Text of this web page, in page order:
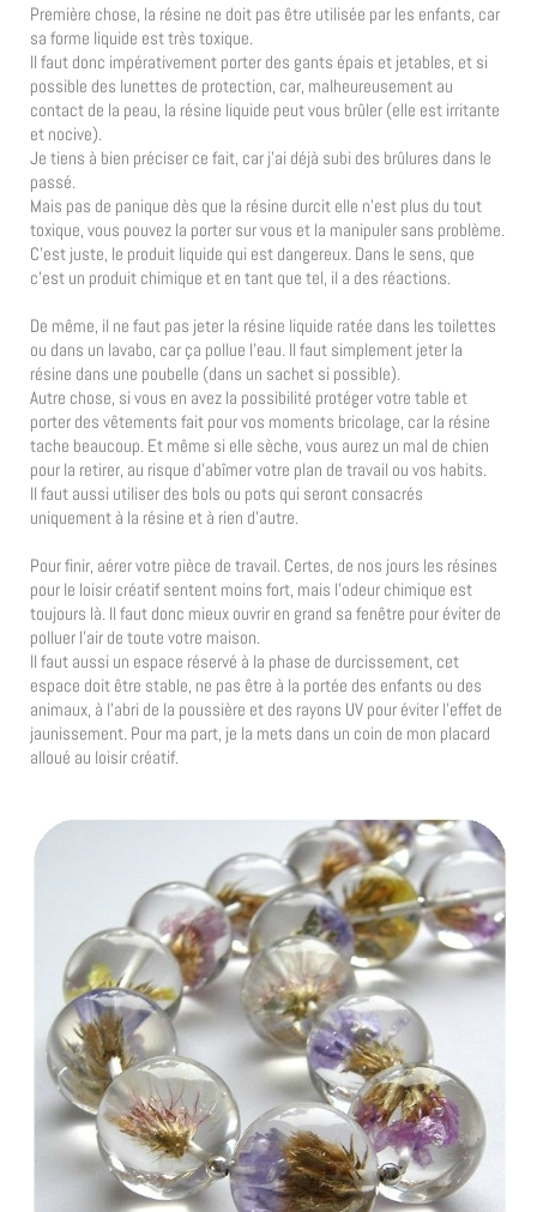
Première chose, la résine ne doit pas être utilisée par les enfants, car
sa forme liquide est très toxique.
Il faut donc impérativement porter des gants épais et jetables, et si
possible des lunettes de protection, car, malheureusement au
contact de la peau, la résine liquide peut vous brûler (elle est irritante
et nocive).
Je tiens à bien préciser ce fait, car j’ai déjà subi des brûlures dans le
passé.
Mais pas de panique dès que la résine durcit elle n’est plus du tout
toxique, vous pouvez la porter sur vous et la manipuler sans problème.
C’est juste, le produit liquide qui est dangereux. Dans le sens, que
c’est un produit chimique et en tant que tel, il a des réactions.
De même, il ne faut pas jeter la résine liquide ratée dans les toilettes
ou dans un lavabo, car ça pollue l’eau. Il faut simplement jeter la
résine dans une poubelle (dans un sachet si possible).
Autre chose, si vous en avez la possibilité protéger votre table et
porter des vêtements fait pour vos moments bricolage, car la résine
tache beaucoup. Et même si elle sèche, vous aurez un mal de chien
pour la retirer, au risque d’abîmer votre plan de travail ou vos habits.
Il faut aussi utiliser des bols ou pots qui seront consacrés
uniquement à la résine et à rien d’autre.
Pour finir, aérer votre pièce de travail. Certes, de nos jours les résines
pour le loisir créatif sentent moins fort, mais l’odeur chimique est
toujours là. Il faut donc mieux ouvrir en grand sa fenêtre pour éviter de
polluer l’air de toute votre maison.
Il faut aussi un espace réservé à la phase de durcissement, cet
espace doit être stable, ne pas être à la portée des enfants ou des
animaux, à l’abri de la poussière et des rayons UV pour éviter l’effet de
jaunissement. Pour ma part, je la mets dans un coin de mon placard
alloué au loisir créatif.